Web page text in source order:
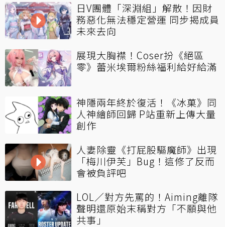
日V團體「深淵組」解散！因財
務惡化無法穩定營運 同步揭成員
未來去向
展現大胸襟！Coser扮《絕區
零》蕾米埃爾粉絲福利給好給滿
神隱兩年終於復活！《冰菓》同
人神繪師回歸 P站重新上傳大量
創作
人妻除靈《打屁股驅魔師》出現
「梅川伊芙」Bug！這修了反而
會被負評吧
LOL／對方先罵的！Aiming離隊
聲明還原始末稱對方「不願與他
共事」